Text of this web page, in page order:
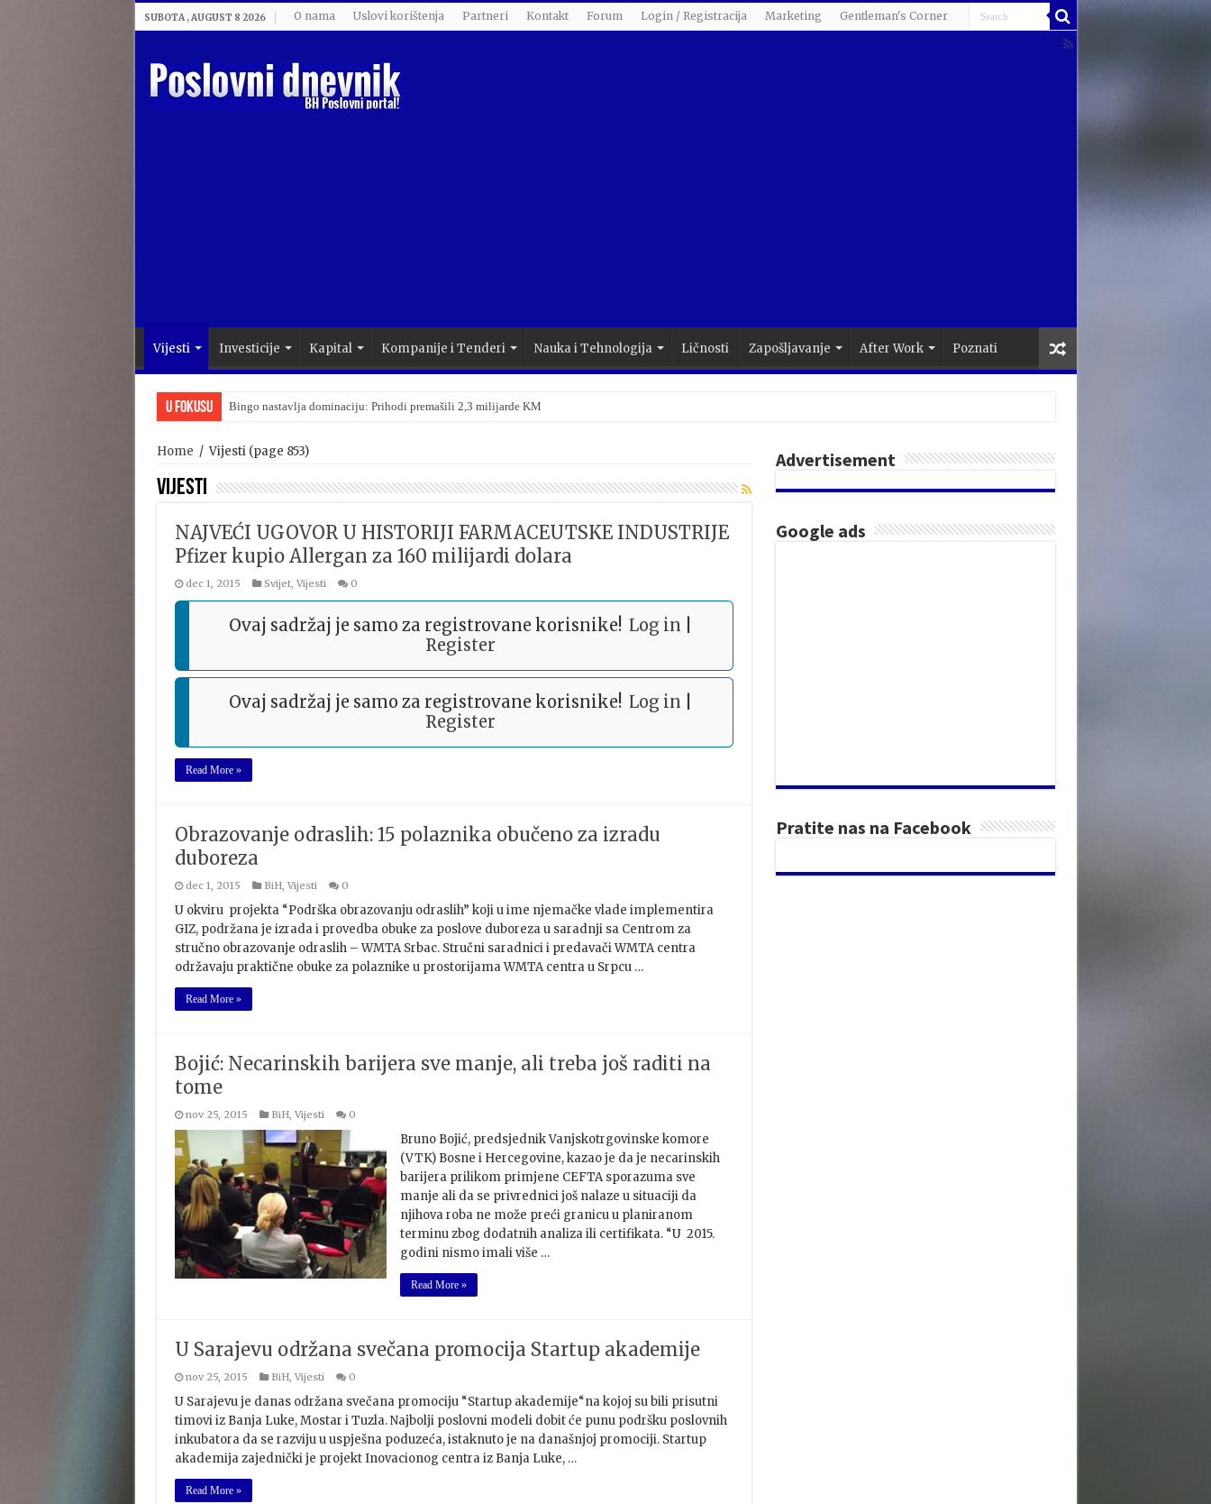
SUBOTA , AUGUST 8 2026 O nama Uslovi korištenja Partneri Kontakt Forum Login / Registracija Marketing Gentleman's Corner
Vijesti Investicije Kapital Kompanije i Tenderi Nauka i Tehnologija Ličnosti Zapošljavanje After Work Poznati
U Fokusu Bingo nastavlja dominaciju: Prihodi premašili 2,3 milijarde KM
Home / Vijesti(page 853)
Vijesti
NAJVEĆI UGOVOR U HISTORIJI FARMACEUTSKE INDUSTRIJE
Pfizer kupio Allergan za 160 milijardi dolara
dec 1, 2015 Svijet, Vijesti 0
Ovaj sadržaj je samo za registrovane korisnike! Log in
Register
Ovaj sadržaj je samo za registrovane korisnike! Log in
Register
Read More »
Obrazovanje odraslih: 15 polaznika obučeno za izradu
duboreza
dec 1, 2015 BiH, Vijesti 0
U okviru projekta “Podrška obrazovanju odraslih” koji u ime njemačke vlade implementira
GIZ, podržana je izrada i provedba obuke za poslove duboreza u saradnji sa Centrom za
stručno obrazovanje odraslih – WMTA Srbac. Stručni saradnici i predavači WMTA centra
održavaju praktične obuke za polaznike u prostorijama WMTA centra u Srpcu …
Read More »
Bojić: Necarinskih barijera sve manje, ali treba još raditi na
tome
nov 25, 2015 BiH, Vijesti 0
Bruno Bojić, predsjednik Vanjskotrgovinske komore
(VTK) Bosne i Hercegovine, kazao je da je necarinskih
barijera prilikom primjene CEFTA sporazuma sve
manje ali da se privrednici još nalaze u situaciji da
njihova roba ne može preći granicu u planiranom
terminu zbog dodatnih analiza ili certifikata. “U 2015.
godini nismo imali više …
Read More »
U Sarajevu održana svečana promocija Startup akademije
nov 25, 2015 BiH, Vijesti 0
U Sarajevu je danas održana svečana promociju “Startup akademije“na kojoj su bili prisutni
timovi iz Banja Luke, Mostar i Tuzla. Najbolji poslovni modeli dobit će punu podršku poslovnih
inkubatora da se razviju u uspješna poduzeća, istaknuto je na današnjoj promociji. Startup
akademija zajednički je projekt Inovacionog centra iz Banja Luke, …
Read More »
Advertisement
Google ads
Pratite nas na Facebook